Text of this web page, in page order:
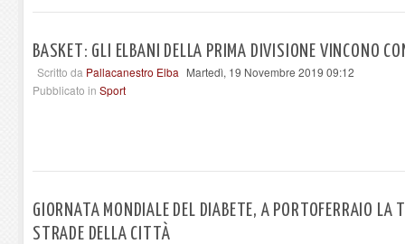
BASKET: GLI ELBANI DELLA PRIMA DIVISIONE VINCONO
Scritto da Pallacanestro Elba Martedì, 19 Novembre 2019 09:12
Pubblicato in Sport
GIORNATA MONDIALE DEL DIABETE, A PORTOFERRAIO LA
STRADE DELLA CITTÀ